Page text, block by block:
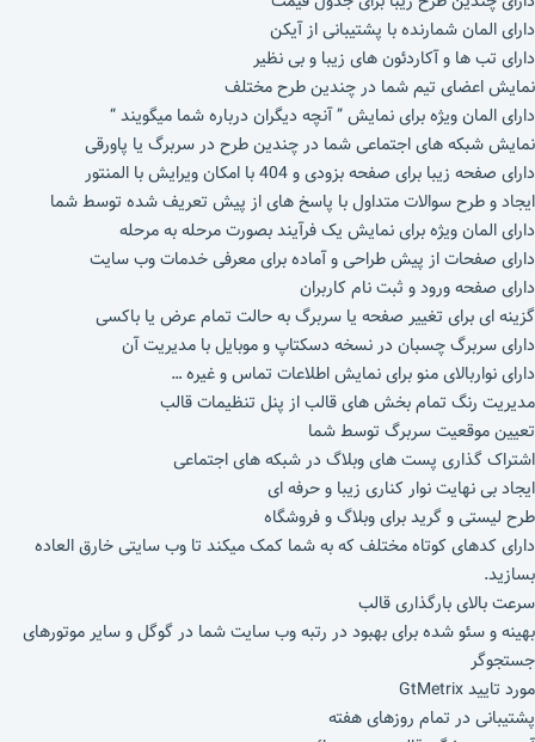
دارای المان شمارنده با پشتیبانی از آیکن
دارای تب ها و آکاردئون های زیبا و بی نظیر
نمایش اعضای تیم شما در چندین طرح مختلف
دارای المان ویژه برای نمایش ” آنچه دیگران درباره شما میگویند “
نمایش شبکه های اجتماعی شما در چندین طرح در سربرگ یا پاورقی
دارای صفحه زیبا برای صفحه بزودی و 404 با امکان ویرایش با المنتور
ایجاد و طرح سوالات متداول با پاسخ های از پیش تعریف شده توسط شما
دارای المان ویژه برای نمایش یک فرآیند بصورت مرحله به مرحله
دارای صفحات از پیش طراحی و آماده برای معرفی خدمات وب سایت
دارای صفحه ورود و ثبت نام کاربران
گزینه ای برای تغییر صفحه یا سربرگ به حالت تمام عرض یا باکسی
دارای سربرگ چسبان در نسخه دسکتاپ و موبایل با مدیریت آن
دارای نواربالای منو برای نمایش اطلاعات تماس و غیره …
مدیریت رنگ تمام بخش های قالب از پنل تنظیمات قالب
تعیین موقعیت سربرگ توسط شما
اشتراک گذاری پست های وبلاگ در شبکه های اجتماعی
ایجاد بی نهایت نوار کناری زیبا و حرفه ای
طرح لیستی و گرید برای وبلاگ و فروشگاه
دارای کدهای کوتاه مختلف که به شما کمک میکند تا وب سایتی خارق العاده
بسازید.
سرعت بالای بارگذاری قالب
بهینه و سئو شده برای بهبود در رتبه وب سایت شما در گوگل و سایر موتورهای
جستجوگر
مورد تایید GtMetrix
پشتیبانی در تمام روزهای هفته